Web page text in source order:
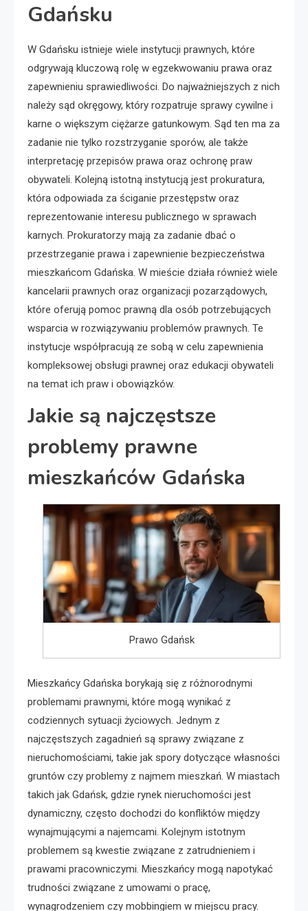
Gdańsku
W Gdańsku istnieje wiele instytucji prawnych, które
odgrywają kluczową rolę w egzekwowaniu prawa oraz
zapewnieniu sprawiedliwości. Do najważniejszych z nich
należy sąd okręgowy, który rozpatruje sprawy cywilne i
karne o większym ciężarze gatunkowym. Sąd ten ma za
zadanie nie tylko rozstrzyganie sporów, ale także
interpretację przepisów prawa oraz ochronę praw
obywateli. Kolejną istotną instytucją jest prokuratura,
która odpowiada za ściganie przestępstw oraz
reprezentowanie interesu publicznego w sprawach
karnych. Prokuratorzy mają za zadanie dbać o
przestrzeganie prawa i zapewnienie bezpieczeństwa
mieszkańcom Gdańska. W mieście działa również wiele
kancelarii prawnych oraz organizacji pozarządowych,
które oferują pomoc prawną dla osób potrzebujących
wsparcia w rozwiązywaniu problemów prawnych. Te
instytucje współpracują ze sobą w celu zapewnienia
kompleksowej obsługi prawnej oraz edukacji obywateli
na temat ich praw i obowiązków.
Jakie są najczęstsze
problemy prawne
mieszkańców Gdańska
Prawo Gdańsk
Mieszkańcy Gdańska borykają się z różnorodnymi
problemami prawnymi, które mogą wynikać z
codziennych sytuacji życiowych. Jednym z
najczęstszych zagadnień są sprawy związane z
nieruchomościami, takie jak spory dotyczące własności
gruntów czy problemy z najmem mieszkań. W miastach
takich jak Gdańsk, gdzie rynek nieruchomości jest
dynamiczny, często dochodzi do konfliktów między
wynajmującymi a najemcami. Kolejnym istotnym
problemem są kwestie związane z zatrudnieniem i
prawami pracowniczymi. Mieszkańcy mogą napotykać
trudności związane z umowami o pracę,
wynagrodzeniem czy mobbingiem w miejscu pracy.